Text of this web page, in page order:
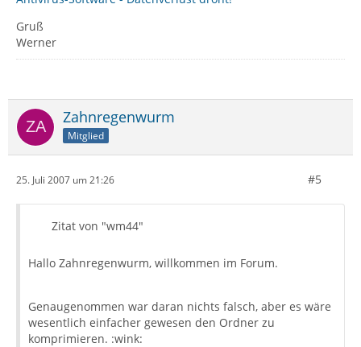
Gruß
Werner
Zahnregenwurm
Mitglied
25. Juli 2007 um 21:26 #5
Zitat von "wm44"
Hallo Zahnregenwurm, willkommen im Forum.
Genaugenommen war daran nichts falsch, aber es wäre
wesentlich einfacher gewesen den Ordner zu
komprimieren. :wink: